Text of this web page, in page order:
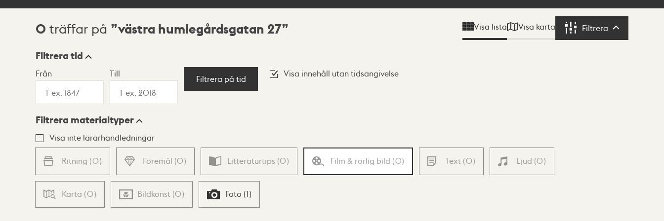
Sökresultat
0 träffar på västra humlegårdsgatan 27 Visa lista Visa karta Filtrera Filtrera
Visningsläge
Lista Karta
Filtrera tid
Från Till
Filtrera på tid
Visa innehåll utan tidsangivelse
Filtrera materialtyper
Visa inte lärarhandledningar
Ritning (0) Föremål (0) Litteraturtips (0) Film & rörlig bild (0) Text (0) Ljud (0)
Karta (0) Bildkonst (0) Foto (1)